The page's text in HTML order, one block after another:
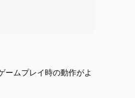
ームプレイ時の動作がよ